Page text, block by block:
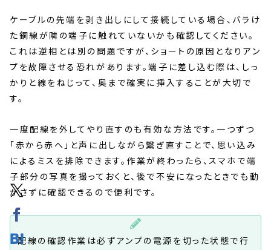
ケーブルの先端を剥き出しにして接続している場合、バラけ
た銅線が隣の端子に触れていないかも確認してください。
これは逆相とは別の問題ですが、ショートの原因となりアン
プを故障させる恐れがあります。端子に差し込む際は、しっ
かりと線をねじって、奥まで確実に挿入することが大切で
す。
一度配線を外してやり直すのも有効な方法です。一つずつ
「赤から赤へ」と声に出しながら繋ぎ直すことで、思い込み
によるミスを排除できます。作業が終わったら、スマホで端
子部分の写真を撮っておくと、後で不安になったときでも動
かさずに確認できるので便利です。
配線の確認作業は必ずアンプの電源を切った状態で行